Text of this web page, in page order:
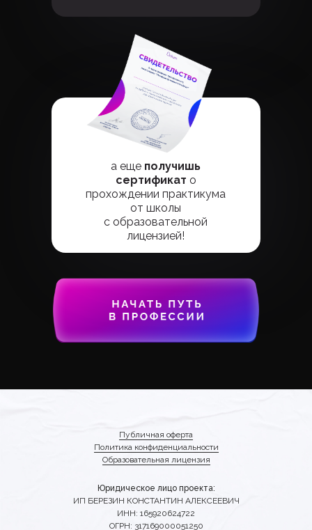
а еще получишь
сертификат о
прохождении практикума
от школы
с образовательной
лицензией!
Юридическое лицо проекта:
ИП БЕРЕЗИН КОНСТАНТИН АЛЕКСЕЕВИЧ
ИНН: 165920624722
ОГРН: 317169000051250
Публичная оферта
Политика конфиденциальности
Образовательная лицензия